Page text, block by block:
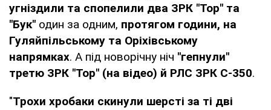
угніздили та спопелили два ЗРК "Тор" та
"Бук" один за одним, протягом години, на
Гуляйпільському та Оріхівському
напрямках. А під новорічну ніч "гепнули"
третю ЗРК "Тор" (на відео) й РЛС ЗРК С-350.
"Трохи хробаки скинули шерсті за ті дві